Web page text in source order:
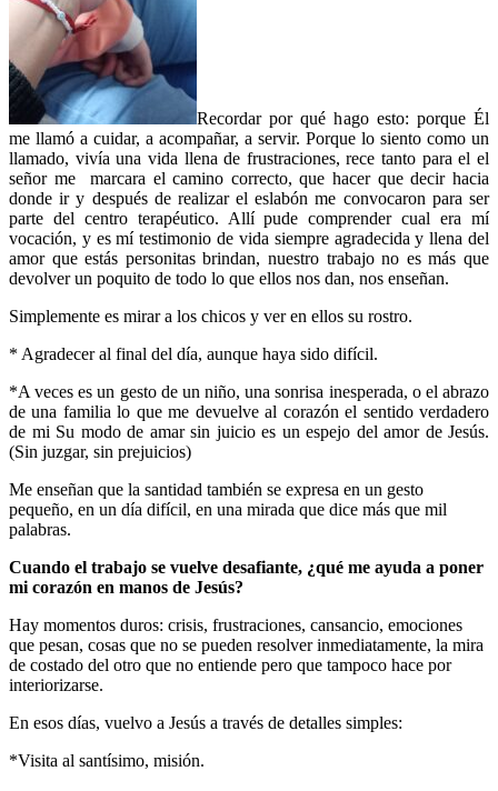
Recordar por qué hago esto: porque Él
me llamó a cuidar, a acompañar, a servir. Porque lo siento como un
llamado, vivía una vida llena de frustraciones, rece tanto para el el
señor me marcara el camino correcto, que hacer que decir hacia
donde ir y después de realizar el eslabón me convocaron para ser
parte del centro terapéutico. Allí pude comprender cual era mí
vocación, y es mí testimonio de vida siempre agradecida y llena del
amor que estás personitas brindan, nuestro trabajo no es más que
devolver un poquito de todo lo que ellos nos dan, nos enseñan.
Simplemente es mirar a los chicos y ver en ellos su rostro.
* Agradecer al final del día, aunque haya sido difícil.
*A veces es un gesto de un niño, una sonrisa inesperada, o el abrazo
de una familia lo que me devuelve al corazón el sentido verdadero
de mi Su modo de amar sin juicio es un espejo del amor de Jesús.
(Sin juzgar, sin prejuicios)
Me enseñan que la santidad también se expresa en un gesto
pequeño, en un día difícil, en una mirada que dice más que mil
palabras.
Cuando el trabajo se vuelve desafiante, ¿qué me ayuda a poner
mi corazón en manos de Jesús?
Hay momentos duros: crisis, frustraciones, cansancio, emociones
que pesan, cosas que no se pueden resolver inmediatamente, la mira
de costado del otro que no entiende pero que tampoco hace por
interiorizarse.
En esos días, vuelvo a Jesús a través de detalles simples:
*Visita al santísimo, misión.